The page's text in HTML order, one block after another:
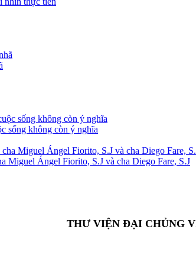
sống không còn ý nghĩa
Miguel Ángel Fiorito, S.J và cha Diego Fare, S.J
THƯ VIỆN ĐẠI CHỦNG